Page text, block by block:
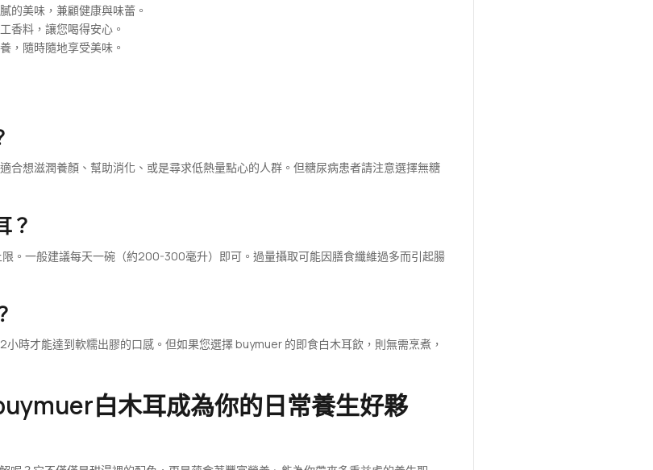
的美味，兼顧健康與味蕾。
香料，讓您喝得安心。
，隨時隨地享受美味。
合想滋潤養顏、幫助消化、或是尋求低熱量點心的人群。但糖尿病患者請注意選擇無糖
？
。一般建議每天一碗（約200-300毫升）即可。過量攝取可能因膳食纖維過多而引起腸
時才能達到軟糯出膠的口感。但如果您選擇 buymuer 的即食白木耳飲，則無需烹煮，
白木耳成為你的日常養生好夥